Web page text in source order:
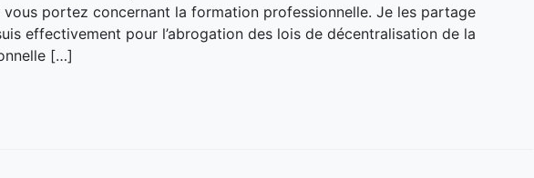
vous portez concernant la formation professionnelle. Je les partage
effectivement pour l’abrogation des lois de décentralisation de la
[…]